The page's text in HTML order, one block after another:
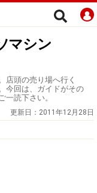
マシン
店頭の売り場へ行く
今回は、ガイドがその
一読下さい。
更新日： 2011年12月28日